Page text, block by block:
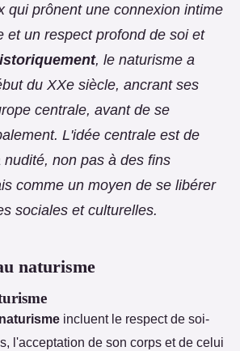
qui prônent une connexion intime
et un respect profond de soi et
, le naturisme a
du XXe siècle, ancrant ses
centrale, avant de se
L'idée centrale est de
nudité, non pas à des fins
comme un moyen de se libérer
sociales et culturelles.
naturisme
incluent le respect de soi-
l'acceptation de son corps et de celui